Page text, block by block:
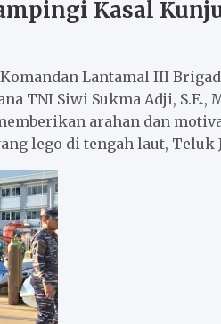
Kasal
Komandan Lantamal III
TNI Siwi Sukma Adji, S.E.,
arahan dan
lego di tengah laut, Teluk